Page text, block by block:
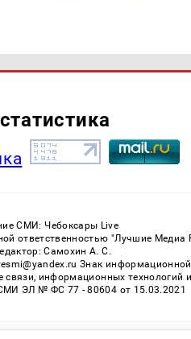
СМИ: Чебоксары Live
ответственностью "Лучшие Медиа
Самохин А. С.
Знак
информационных
ЭЛ № ФС 77 - 80604 от 15.03.2021